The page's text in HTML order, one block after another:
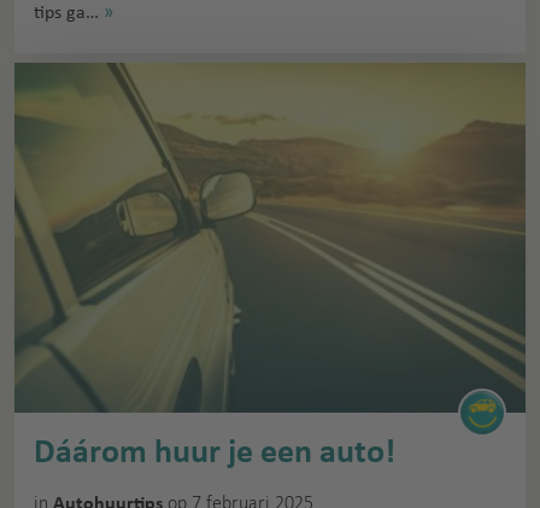
tips ga… »
Dáárom huur je een auto!
in Autohuurtips op 7 februari 2025